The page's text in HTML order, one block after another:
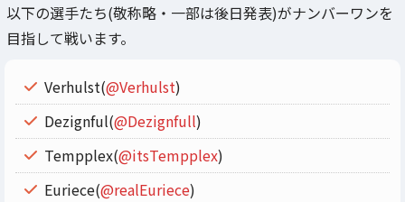
以下の選手たち(敬称略・一部は後日発表)がナンバーワンを
目指して戦います。
Verhulst(@Verhulst)
Dezignful(@Dezignfull)
Tempplex(@itsTempplex)
Euriece(@realEuriece)